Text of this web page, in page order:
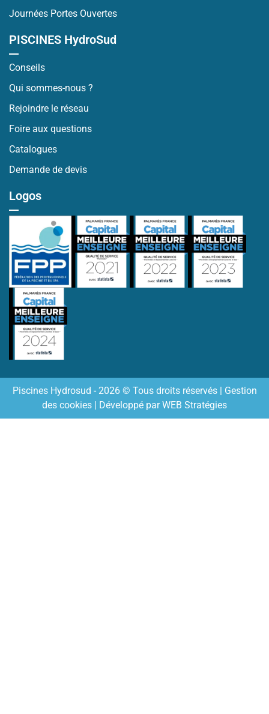
Journées Portes Ouvertes
PISCINES HydroSud
Conseils
Qui sommes-nous ?
Rejoindre le réseau
Foire aux questions
Catalogues
Demande de devis
Logos
Piscines Hydrosud - 2026 © Tous droits réservés | Gestion
des cookies | Développé parWEB Stratégies